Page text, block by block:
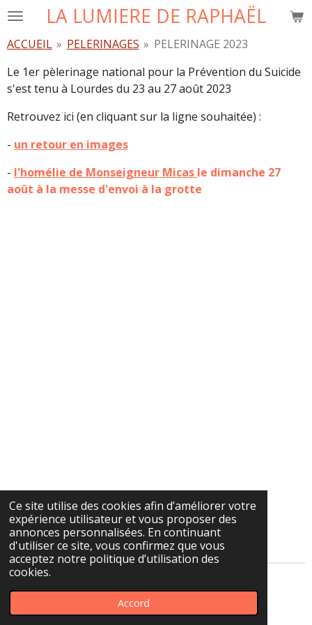
Ce site utilise des cookies afin d’améliorer votre
expérience utilisateur et vous proposer des
annonces personnalisées. En continuant
d'utiliser ce site, vous confirmez que vous
acceptez notre politique d’utilisation des
cookies.
Accord
Passer
contenu
LA LUMIERE DE RAPHAËL
ACCUEIL » PELERINAGES » PELERINAGE 2023
Le 1er pèlerinage national pour la Prévention du Suicide
s'est tenu à Lourdes du 23 au 27 août 2023
Retrouvez ici (en cliquant sur la ligne souhaitée) :
- un retour en images
- l'homélie de Monseigneur Micas le dimanche 27
août à la messe d'envoi à la grotte